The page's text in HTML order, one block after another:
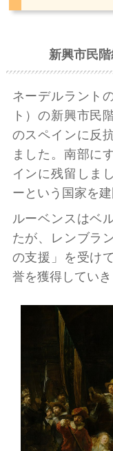
新興市民
ネーデルラント
ト）の新興市民
のスペインに反
ました。南部に
インに残留しま
ーという国家を建
ルーベンスはベ
たが、レンブラ
の支援」を受け
誉を獲得していき